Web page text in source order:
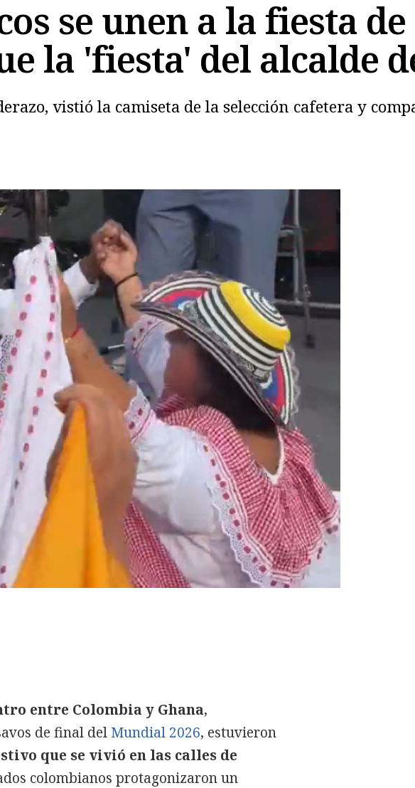
se unen a la fiesta de
la 'fiesta' del alcalde
vistió la camiseta de la selección cafetera y
Copiar
entre Colombia y Ghana,
de final del Mundial 2026, estuvieron
que se vivió en las calles de
colombianos protagonizaron un